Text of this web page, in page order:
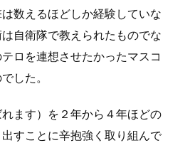
数えるほどしか経験していな
自衛隊で教えられたものでな
ロを連想させたかったマスコ
した。
ます）を２年から４年ほどの
すことに辛抱強く取り組んで